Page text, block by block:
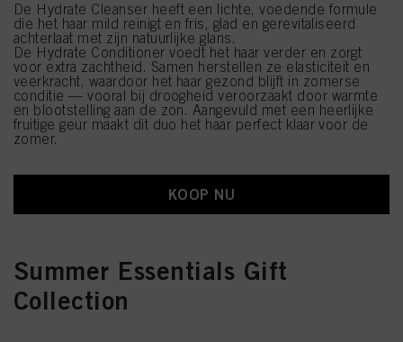
De Hydrate Cleanser heeft een lichte, voedende formule
die het haar mild reinigt en fris, glad en gerevitaliseerd
achterlaat met zijn natuurlijke glans.
De Hydrate Conditioner voedt het haar verder en zorgt
voor extra zachtheid. Samen herstellen ze elasticiteit en
veerkracht, waardoor het haar gezond blijft in zomerse
conditie — vooral bij droogheid veroorzaakt door warmte
en blootstelling aan de zon. Aangevuld met een heerlijke
fruitige geur maakt dit duo het haar perfect klaar voor de
zomer.
KOOP NU
Summer Essentials Gift
Collection